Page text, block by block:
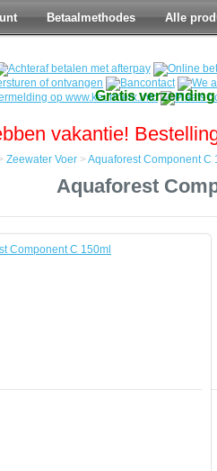
Betaalmethodes Alle
Gratis
vakantie!
Zeewater Voer > Aquaforest Component C
Aquaforest